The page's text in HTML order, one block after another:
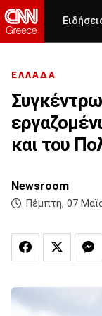
ΕΛΛΑΔΑ
και του
Newsroom
Πέμπτη, 07